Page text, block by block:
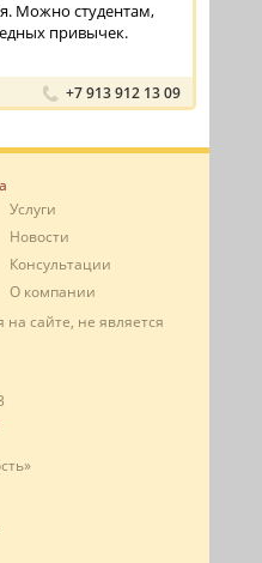
Можно студентам,
привычек.
+7 913 912 13 09
Услуги
Новости
Консультации
О компании
сайте, не является